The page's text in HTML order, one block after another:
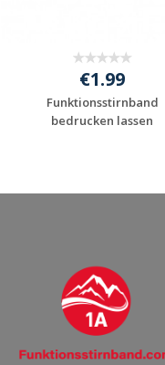
€1.99
Funktionsstirnband
bedrucken lassen